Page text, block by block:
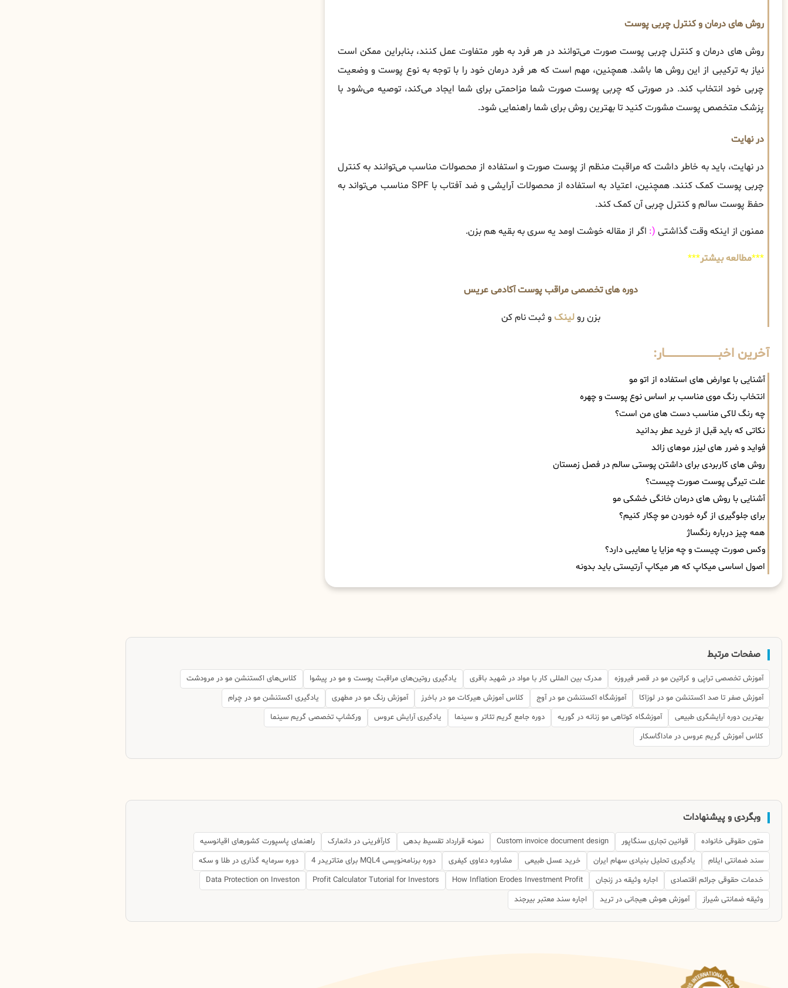
روش های درمان و کنترل چربی پوست
روش های درمان و کنترل چربی پوست صورت می‌توانند در هر فرد به طور متفاوت عمل کنند، بنابراین ممکن است
نیاز به ترکیبی از این روش ها باشد. همچنین، مهم است که هر فرد درمان خود را با توجه به نوع پوست و وضعیت
چربی خود انتخاب کند. در صورتی که چربی پوست صورت شما مزاحمتی برای شما ایجاد می‌کند، توصیه می‌شود با
پزشک متخصص پوست مشورت کنید تا بهترین روش برای شما راهنمایی شود.
در نهایت
در نهایت، باید به خاطر داشت که مراقبت منظم از پوست صورت و استفاده از محصولات مناسب می‌توانند به کنترل
چربی پوست کمک کنند. همچنین، اعتیاد به استفاده از محصولات آرایشی و ضد آفتاب با SPF مناسب می‌تواند به
حفظ پوست سالم و کنترل چربی آن کمک کند.
ممنون از اینکه وقت گذاشتی (: اگر از مقاله خوشت اومد یه سری به بقیه هم بزن.
***مطالعه بیشتر***
دوره های تخصصی مراقب پوست آکادمی عریس
بزن رولینکو ثبت نام کن
آخرین اخبــــــــــــــــــــــــــــــار:
آشنایی با عوارض های استفاده از اتو مو
انتخاب رنگ موی مناسب بر اساس نوع پوست و چهره
چه رنگ لاکی مناسب دست های من است؟
نکاتی که باید قبل از خرید عطر بدانید
فواید و ضرر های لیزر موهای زائد
روش های کاربردی برای داشتن پوستی سالم در فصل زمستان
علت تیرگی پوست صورت چیست؟
آشنایی با روش های درمان خانگی خشکی مو
برای جلوگیری از گره خوردن مو چکار کنیم؟
همه چیز درباره رنگساژ
وکس صورت چیست و چه مزایا یا معایبی دارد؟
اصول اساسی میکاپ که هر میکاپ آرتیستی باید بدونه
صفحات مرتبط
آموزش تخصصی تراپی و کراتین مو در قصر فیروزه مدرک بین المللی کار با مواد در شهید باقری یادگیری روتین‌های مراقبت پوست و مو در پیشوا
کلاس‌های اکستنشن مو در مرودشت
آموزش صفر تا صد اکستنشن مو در لوزاکا
آموزشگاه اکستنشن مو در آوج کلاس آموزش هیرکات مو در باخرز آموزش رنگ مو در مطهری
یادگیری اکستنشن مو در چرام
بهترین دوره آرایشگری طبیعی
آموزشگاه کوتاهی مو زنانه در گوریه دوره جامع گریم تئاتر و سینما یادگیری آرایش عروس
ورکشاپ تخصصی گریم سینما
کلاس آموزش گریم عروس در ماداگاسکار
وبگردی و پیشنهادات
متون حقوقی خانواده قوانین تجاری سنگاپور Custom invoice document design نمونه قرارداد تقسیط بدهی کارآفرینی در دانمارک
راهنمای پاسپورت کشورهای اقیانوسیه
سند ضمانتی ایلام
یادگیری تحلیل بنیادی سهام ایران خرید عسل طبیعی مشاوره دعاوی کیفری دوره برنامه‌نویسی MQL4 برای متاتریدر 4
دوره سرمایه گذاری در طلا و سکه
خدمات حقوقی جرائم اقتصادی
اجاره وثیقه در زنجان How Inflation Erodes Investment Profit
Profit Calculator Tutorial for Investors
Data Protection on Investon
وثیقه ضمانتی شیراز
آموزش هوش هیجانی در ترید اجاره سند معتبر بیرجند